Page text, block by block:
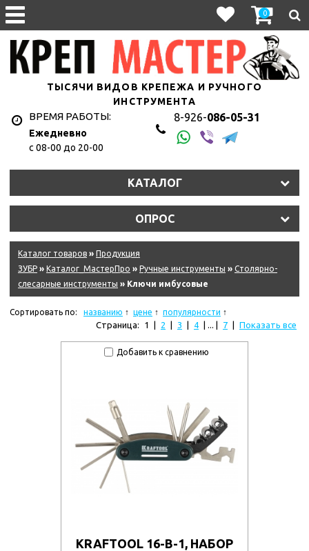
0
ТЫСЯЧИ ВИДОВ КРЕПЕЖА И РУЧНОГО
ИНСТРУМЕНТА
ВРЕМЯ РАБОТЫ:
Ежедневно
с 08-00 до 20-00
8-926-086-05-31
КАТАЛОГ
ОПРОС
Каталог товаров » Продукция
ЗУБР » Каталог_МастерПро » Ручные инструменты » Столярно-
слесарные инструменты » Ключи имбусовые
Сортировать по: названию цене популярности
Страница: 1 2 3 4 | ... | 7 Показать все
Добавить к сравнению
KRAFTOOL 16-В-1, НАБОР